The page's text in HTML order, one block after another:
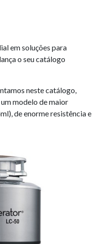
em soluções para
o seu catálogo
neste catálogo,
um modelo de maior
de enorme resistência e